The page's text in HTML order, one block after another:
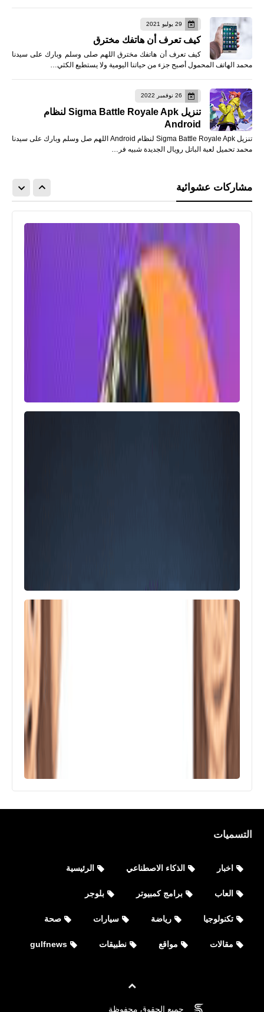
29 يوليو 2021
كيف تعرف أن هاتفك مخترق
كيف تعرف أن هاتفك مخترق اللهم صلى وسلم وبارك على سيدنا
محمد الهاتف المحمول أصبح جزء من حياتنا اليومية ولا يستطيع الكثي…
26 نوفمبر 2022
تنزيل Sigma Battle Royale Apk لنظام
Android
تنزيل Sigma Battle Royale Apk لنظام Android اللهم صل وسلم وبارك على سيدنا
محمد تحميل لعبة الباتل رويال الجديدة شبيه فر…
مشاركات عشوائية
التسميات
اخبار الذكاء الاصطناعي الرئيسية
العاب برامج كمبيوتر بلوجر
تكنولوجيا رياضة سيارات صحة
مقالات مواقع نطبيقات gulfnews
جميع الحقوق محفوظة